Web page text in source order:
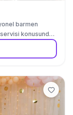
barmen
konusunda